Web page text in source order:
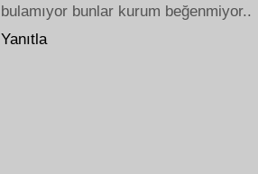
bulamıyor bunlar kurum beğenmiyor..
Yanıtla